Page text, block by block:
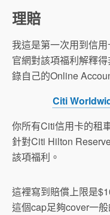
理賠
我這是第一次用到信
官網對該項福利解釋
錄自己的Online
Citi
你所有Citi信用卡的租
針對Citi Hilton
該項福利。
這裡寫到賠償上限是
這個cap足夠cover一